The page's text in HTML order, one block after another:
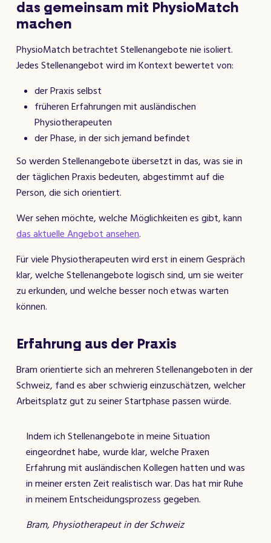
das gemeinsam mit PhysioMatch
machen
PhysioMatch betrachtet Stellenangebote nie isoliert.
Jedes Stellenangebot wird im Kontext bewertet von:
der Praxis selbst
früheren Erfahrungen mit ausländischen
Physiotherapeuten
der Phase, in der sich jemand befindet
So werden Stellenangebote übersetzt in das, was sie in
der täglichen Praxis bedeuten, abgestimmt auf die
Person, die sich orientiert.
Wer sehen möchte, welche Möglichkeiten es gibt, kann
das aktuelle Angebot ansehen.
Für viele Physiotherapeuten wird erst in einem Gespräch
klar, welche Stellenangebote logisch sind, um sie weiter
zu erkunden, und welche besser noch etwas warten
können.
Erfahrung aus der Praxis
Bram orientierte sich an mehreren Stellenangeboten in der
Schweiz, fand es aber schwierig einzuschätzen, welcher
Arbeitsplatz gut zu seiner Startphase passen würde.
Indem ich Stellenangebote in meine Situation
eingeordnet habe, wurde klar, welche Praxen
Erfahrung mit ausländischen Kollegen hatten und was
in meiner ersten Zeit realistisch war. Das hat mir Ruhe
in meinem Entscheidungsprozess gegeben.
Bram, Physiotherapeut in der Schweiz